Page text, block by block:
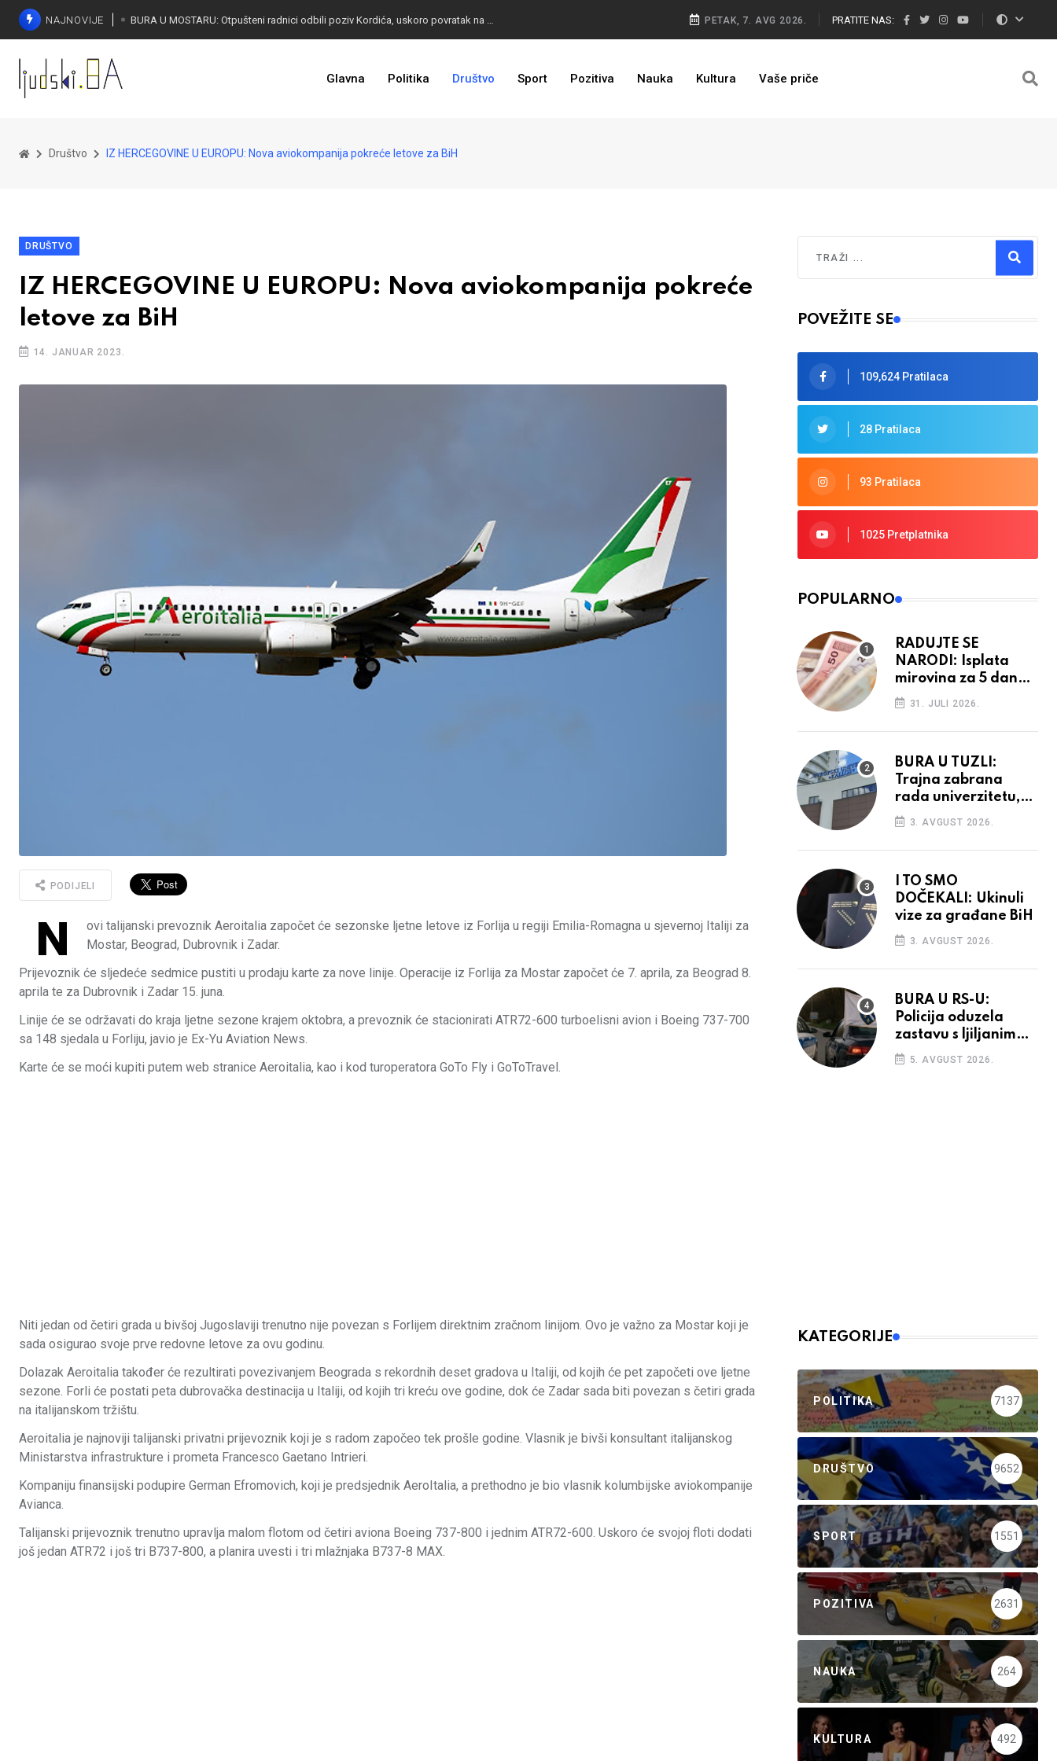
NAJNOVIJE PETAK, 7. AVG 2026. PRATITE NAS:
Glavna Politika Društvo Sport Pozitiva Nauka Kultura Vaše priče
Društvo IZ HERCEGOVINE U EUROPU: Nova aviokompanija pokreće letove za BiH
DRUŠTVO
IZ HERCEGOVINE U EUROPU: Nova aviokompanija pokreće
letove za BiH
14. JANUAR 2023.
PODIJELI
N
ovi talijanski prevoznik Aeroitalia započet će sezonske ljetne letove iz Forlija u regiji Emilia-Romagna u sjevernoj Italiji za
Mostar, Beograd, Dubrovnik i Zadar.
Prijevoznik će sljedeće sedmice pustiti u prodaju karte za nove linije. Operacije iz Forlija za Mostar započet će 7. aprila, za Beograd 8.
aprila te za Dubrovnik i Zadar 15. juna.
Linije će se održavati do kraja ljetne sezone krajem oktobra, a prevoznik će stacionirati ATR72-600 turboelisni avion i Boeing 737-700
sa 148 sjedala u Forliju, javio je Ex-Yu Aviation News.
Karte će se moći kupiti putem web stranice Aeroitalia, kao i kod turoperatora GoTo Fly i GoToTravel.
Niti jedan od četiri grada u bivšoj Jugoslaviji trenutno nije povezan s Forlijem direktnim zračnom linijom. Ovo je važno za Mostar koji je
sada osigurao svoje prve redovne letove za ovu godinu.
Dolazak Aeroitalia također će rezultirati povezivanjem Beograda s rekordnih deset gradova u Italiji, od kojih će pet započeti ove ljetne
sezone. Forli će postati peta dubrovačka destinacija u Italiji, od kojih tri kreću ove godine, dok će Zadar sada biti povezan s četiri grada
na italijanskom tržištu.
Aeroitalia je najnoviji talijanski privatni prijevoznik koji je s radom započeo tek prošle godine. Vlasnik je bivši konsultant italijanskog
Ministarstva infrastrukture i prometa Francesco Gaetano Intrieri.
Kompaniju finansijski podupire German Efromovich, koji je predsjednik AeroItalia, a prethodno je bio vlasnik kolumbijske aviokompanije
Avianca.
Talijanski prijevoznik trenutno upravlja malom flotom od četiri aviona Boeing 737-800 i jednim ATR72-600. Uskoro će svojoj floti dodati
još jedan ATR72 i još tri B737-800, a planira uvesti i tri mlažnjaka B737-8 MAX.
Type 2 or more characters for results.
POVEŽITE SE
109,624 Pratilaca
28 Pratilaca
93 Pratilaca
1025 Pretplatnika
POPULARNO
RADUJTE SE
NARODI: Isplata
mirovina za 5 dana,
retroaktivna
povećanja
31. JULI 2026.
BURA U TUZLI:
Trajna zabrana
rada univerzitetu,
provedba sudskih
odluka
3. AVGUST 2026.
I TO SMO
DOČEKALI: Ukinuli
vize za građane BiH
3. AVGUST 2026.
BURA U RS-U:
Policija oduzela
zastavu s ljiljanima,
uručila prekršajni
nalog
5. AVGUST 2026.
KATEGORIJE
POLITIKA 7137
DRUŠTVO 9652
SPORT 1551
POZITIVA 2631
NAUKA 264
KULTURA 492